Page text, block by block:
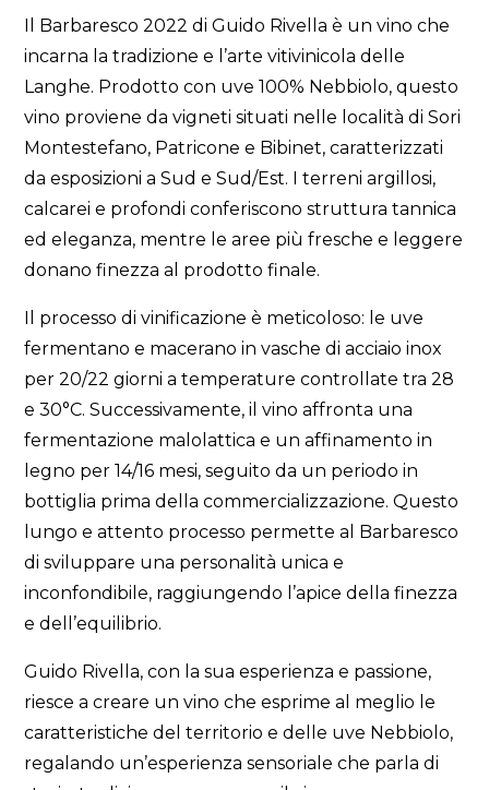
Il Barbaresco 2022 di Guido Rivella è un vino che
incarna la tradizione e l’arte vitivinicola delle
Langhe. Prodotto con uve 100% Nebbiolo, questo
vino proviene da vigneti situati nelle località di Sori
Montestefano, Patricone e Bibinet, caratterizzati
da esposizioni a Sud e Sud/Est. I terreni argillosi,
calcarei e profondi conferiscono struttura tannica
ed eleganza, mentre le aree più fresche e leggere
donano finezza al prodotto finale.
Il processo di vinificazione è meticoloso: le uve
fermentano e macerano in vasche di acciaio inox
per 20/22 giorni a temperature controllate tra 28
e 30°C. Successivamente, il vino affronta una
fermentazione malolattica e un affinamento in
legno per 14/16 mesi, seguito da un periodo in
bottiglia prima della commercializzazione. Questo
lungo e attento processo permette al Barbaresco
di sviluppare una personalità unica e
inconfondibile, raggiungendo l’apice della finezza
e dell’equilibrio.
Guido Rivella, con la sua esperienza e passione,
riesce a creare un vino che esprime al meglio le
caratteristiche del territorio e delle uve Nebbiolo,
regalando un’esperienza sensoriale che parla di